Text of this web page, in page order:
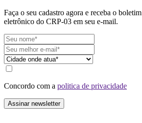
Faça o seu cadastro agora e receba o boletim
eletrônico do CRP-03 em seu e-mail.
Concordo com a politica de privacidade